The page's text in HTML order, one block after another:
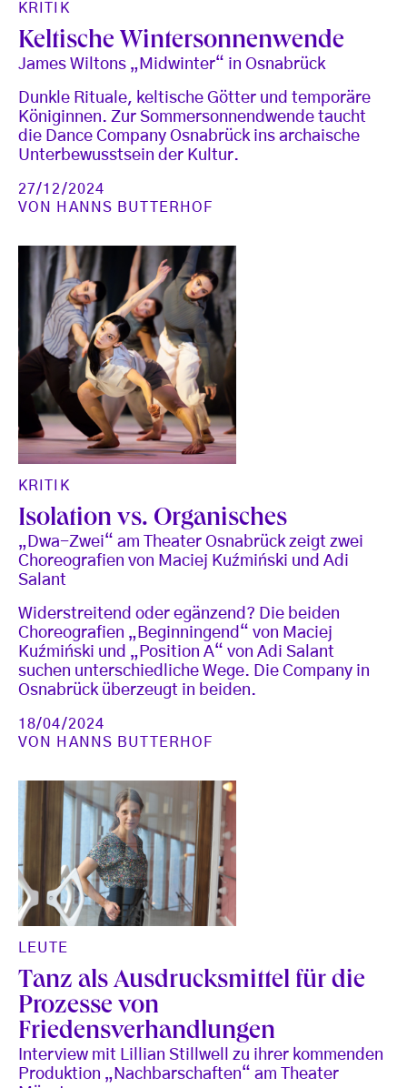
KRITIK
Keltische Wintersonnenwende
James Wiltons „Midwinter“ in Osnabrück
Dunkle Rituale, keltische Götter und temporäre
Königinnen. Zur Sommersonnendwende taucht
die Dance Company Osnabrück ins archaische
Unterbewusstsein der Kultur.
27/12/2024
VON
HANNS BUTTERHOF
KRITIK
Isolation vs. Organisches
„Dwa-Zwei“ am Theater Osnabrück zeigt zwei
Choreografien von Maciej Kuźmiński und Adi
Salant
Widerstreitend oder egänzend? Die beiden
Choreografien „Beginningend“ von Maciej
Kuźmiński und „Position A“ von Adi Salant
suchen unterschiedliche Wege. Die Company in
Osnabrück überzeugt in beiden.
18/04/2024
VON
HANNS BUTTERHOF
LEUTE
Tanz als Ausdrucksmittel für die
Prozesse von
Friedensverhandlungen
Interview mit Lillian Stillwell zu ihrer kommenden
Produktion „Nachbarschaften“ am Theater